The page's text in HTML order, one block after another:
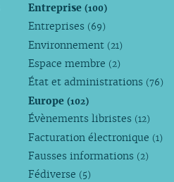
Entreprise(100)
Entreprises (69)
Environnement (21)
Espace membre (2)
État et administrations (76)
Europe(102)
Évènements libristes (12)
Facturation électronique (1)
Fausses informations (2)
Fédiverse (5)